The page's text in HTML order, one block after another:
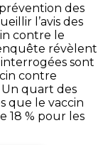
des
l’avis des
contre le
révèlent
sont
contre
Un quart des
que le vaccin
18 % pour les